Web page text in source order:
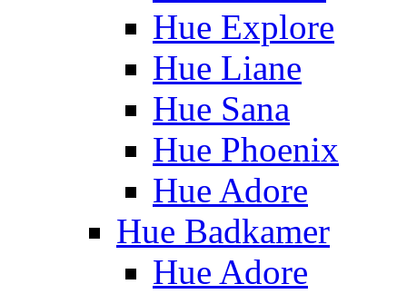
Hue Explore
Hue Liane
Hue Sana
Hue Phoenix
Hue Adore
Hue Badkamer
Hue Adore